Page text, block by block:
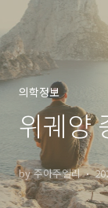
의학정보
위궤양
by 주아주엘리